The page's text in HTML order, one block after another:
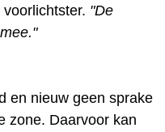
"De
en nieuw geen sprake
zone. Daarvoor kan